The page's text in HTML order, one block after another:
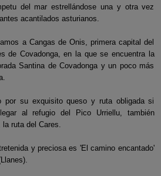
del mar estrellándose una y otra vez
acantilados asturianos.
a Cangas de Onis, primera capital del
de Covadonga, en la que se encuentra la
Santina de Covadonga y un poco más
por su exquisito queso y ruta obligada si
al refugio del Pico Urriellu, también
la ruta del Cares.
y preciosa es 'El camino encantado'